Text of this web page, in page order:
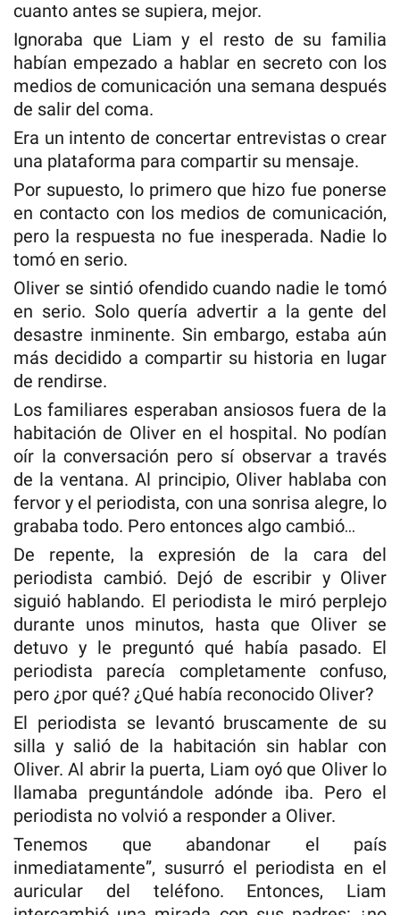
cuanto antes se supiera, mejor.
Ignoraba que Liam y el resto de su familia
habían empezado a hablar en secreto con los
medios de comunicación una semana después
de salir del coma.
Era un intento de concertar entrevistas o crear
una plataforma para compartir su mensaje.
Por supuesto, lo primero que hizo fue ponerse
en contacto con los medios de comunicación,
pero la respuesta no fue inesperada. Nadie lo
tomó en serio.
Oliver se sintió ofendido cuando nadie le tomó
en serio. Solo quería advertir a la gente del
desastre inminente. Sin embargo, estaba aún
más decidido a compartir su historia en lugar
de rendirse.
Los familiares esperaban ansiosos fuera de la
habitación de Oliver en el hospital. No podían
oír la conversación pero sí observar a través
de la ventana. Al principio, Oliver hablaba con
fervor y el periodista, con una sonrisa alegre, lo
grababa todo. Pero entonces algo cambió…
De repente, la expresión de la cara del
periodista cambió. Dejó de escribir y Oliver
siguió hablando. El periodista le miró perplejo
durante unos minutos, hasta que Oliver se
detuvo y le preguntó qué había pasado. El
periodista parecía completamente confuso,
pero ¿por qué? ¿Qué había reconocido Oliver?
El periodista se levantó bruscamente de su
silla y salió de la habitación sin hablar con
Oliver. Al abrir la puerta, Liam oyó que Oliver lo
llamaba preguntándole adónde iba. Pero el
periodista no volvió a responder a Oliver.
Tenemos que abandonar el país
inmediatamente”, susurró el periodista en el
auricular del teléfono. Entonces, Liam